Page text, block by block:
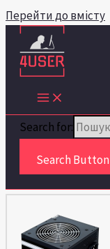
Перейти до вмісту
Search for:
Search Button